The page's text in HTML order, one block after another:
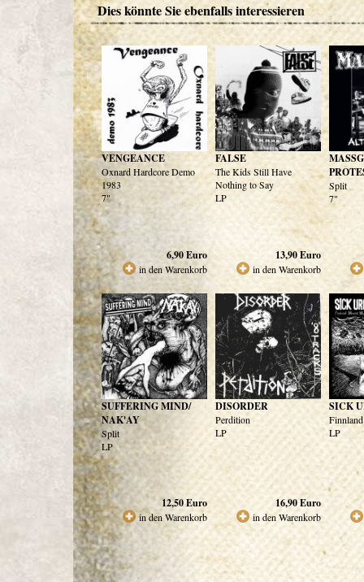
Dies könnte Sie ebenfalls interessieren
VENGEANCE
Oxnard Hardcore Demo
1983
7"
6,90Euro
in den Warenkorb
FALSE
The Kids Still Have
Nothing to Say
LP
13,90Euro
in den Warenkorb
Split
7"
SUFFERING MIND/
NAK'AY
Split
LP
12,50Euro
in den Warenkorb
DISORDER
Perdition
LP
16,90Euro
in den Warenkorb
SICK
LP